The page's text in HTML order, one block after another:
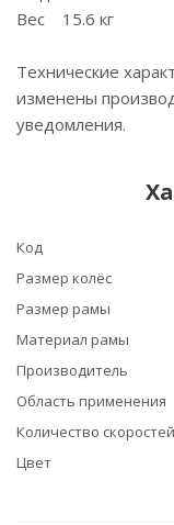
Вес 15.6 кг
Технические
изменены
уведомления.
Код
Размер колёс
Размер рамы
Материал рамы
Производитель
Область применения
Количество скоростей
Цвет